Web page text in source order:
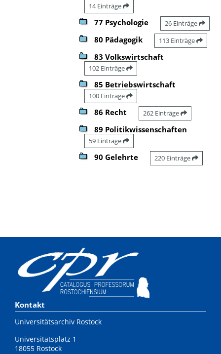
14 Einträge
77 Psychologie 26 Einträge
80 Pädagogik 113 Einträge
83 Volkswirtschaft
102 Einträge
85 Betriebswirtschaft
100 Einträge
86 Recht 262 Einträge
89 Politikwissenschaften
59 Einträge
90 Gelehrte 220 Einträge
Kontakt
Universitätsarchiv Rostock
Universitätsplatz 1
18055 Rostock